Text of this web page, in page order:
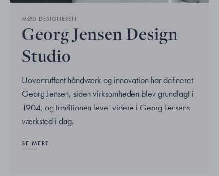
MØD DESIGNEREN
Georg Jensen Design
Studio
Uovertruffent håndværk og innovation har defineret
Georg Jensen, siden virksomheden blev grundlagt i
1904, og traditionen lever videre i Georg Jensens
værksted i dag.
SE MERE